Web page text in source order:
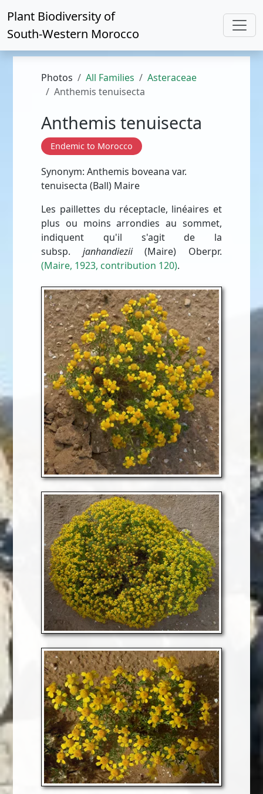
Plant Biodiversity of
South-Western Morocco
Photos All Families
Asteraceae
Anthemis tenuisecta
Anthemis tenuisecta
Endemic to Morocco
Synonym: Anthemis boveana var.
tenuisecta (Ball) Maire
Les paillettes du réceptacle, linéaires et
plus ou moins arrondies au sommet,
indiquent qu'il s'agit de la
subsp. janhandiezii(Maire) Oberpr.
(Maire, 1923, contribution 120).